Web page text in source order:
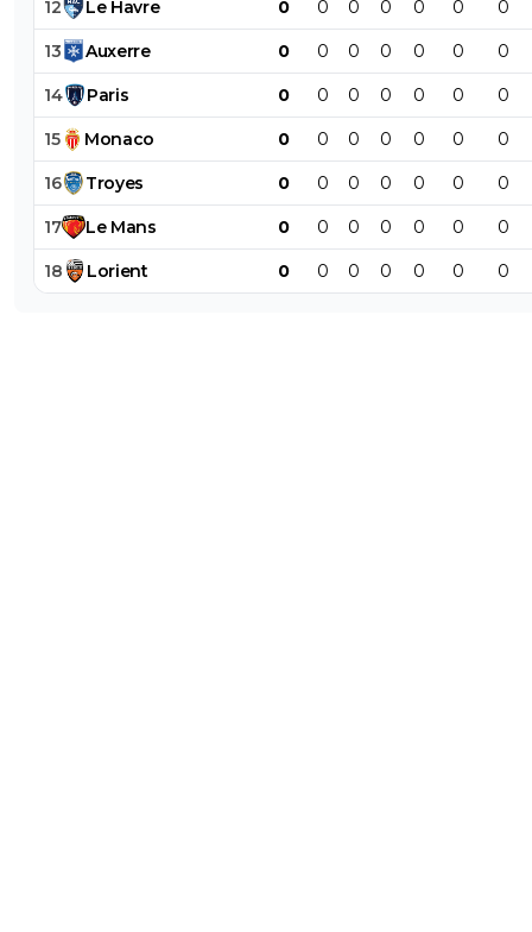
12 Le Havre 0 0 0 0 0 0 0
13 Auxerre 0 0 0 0 0 0 0
14 Paris 0 0 0 0 0 0 0
15 Monaco 0 0 0 0 0 0 0
16 Troyes 0 0 0 0 0 0 0
17 Le Mans 0 0 0 0 0 0 0
18 Lorient 0 0 0 0 0 0 0